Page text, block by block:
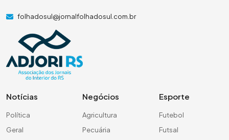
folhadosul@jornalfolhadosul.com.br
Notícias
Política
Geral
Negócios
Agricultura
Pecuária
Esporte
Futebol
Futsal